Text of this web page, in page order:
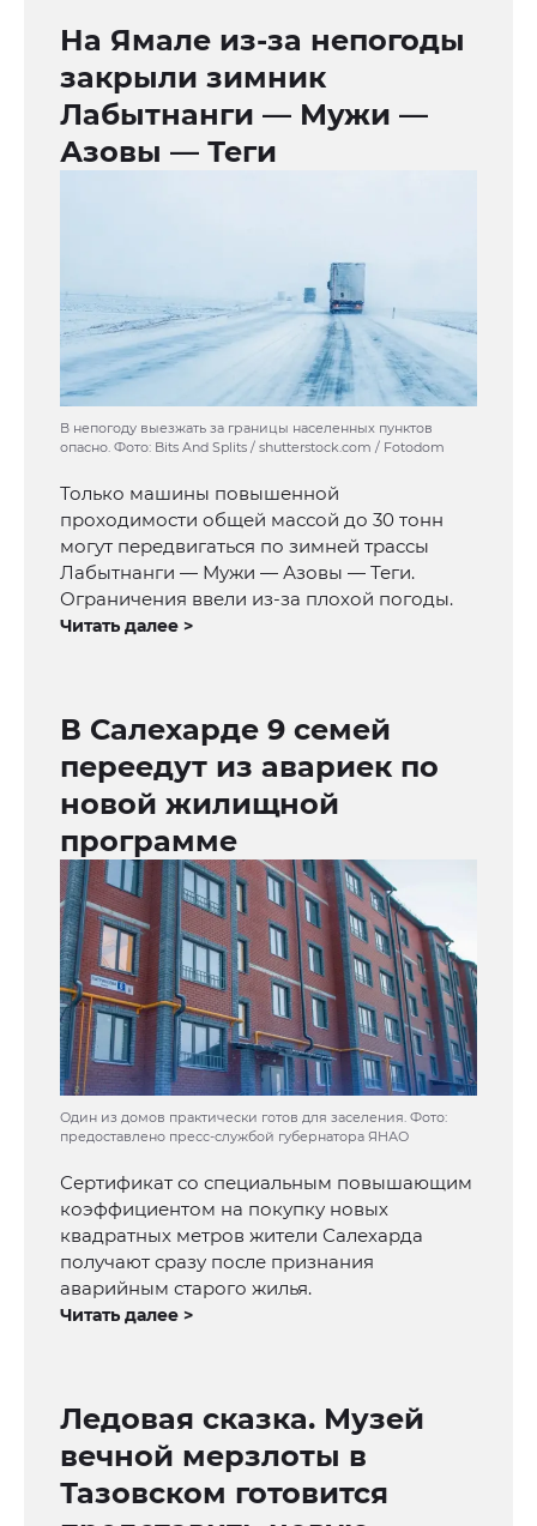
На Ямале из-за непогоды
закрыли зимник
Лабытнанги — Мужи —
Азовы — Теги
В непогоду выезжать за границы населенных пунктов
опасно. Фото: Bits And Splits / shutterstock.com / Fotodom
Только машины повышенной
проходимости общей массой до 30 тонн
могут передвигаться по зимней трассы
Лабытнанги — Мужи — Азовы — Теги.
Ограничения ввели из-за плохой погоды.
Читать далее >
В Салехарде 9 семей
переедут из авариек по
новой жилищной
программе
Один из домов практически готов для заселения. Фото:
предоставлено пресс-службой губернатора ЯНАО
Сертификат со специальным повышающим
коэффициентом на покупку новых
квадратных метров жители Салехарда
получают сразу после признания
аварийным старого жилья.
Читать далее >
Ледовая сказка. Музей
вечной мерзлоты в
Тазовском готовится